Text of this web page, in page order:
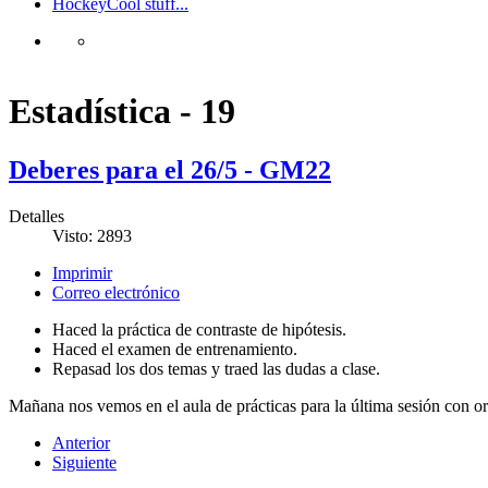
Estadística - 19
Deberes para el 26/5 - GM22
Detalles
Visto: 2893
Imprimir
Correo electrónico
Haced la práctica de contraste de hipótesis.
Haced el examen de entrenamiento.
Repasad los dos temas y traed las dudas a clase.
Mañana nos vemos en el aula de prácticas para la última sesión con
Anterior
Siguiente